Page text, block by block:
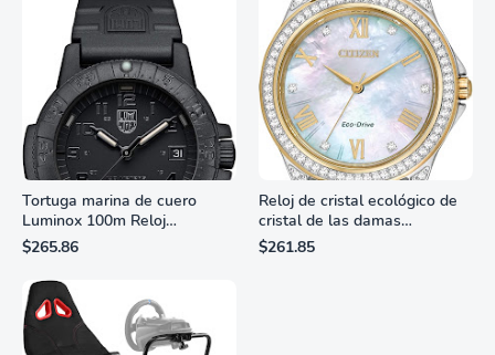
Tortuga marina de cuero
Luminox 100m Reloj
analógico de cuarzo
resistente al agua
$265.86
Reloj de cristal ecológico de
cristal de las damas
ciudadanas, 3 manos,
marcadores de números
$261.85